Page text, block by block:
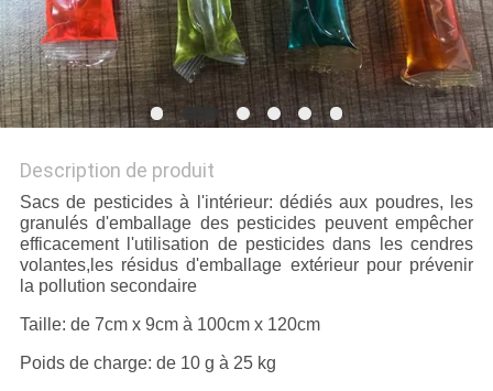
PRIVACY
POLICY
Description de produit
Sacs de pesticides à l'intérieur: dédiés aux poudres, les
granulés d'emballage des pesticides peuvent empêcher
efficacement l'utilisation de pesticides dans les cendres
volantes,les résidus d'emballage extérieur pour prévenir
la pollution secondaire
Taille: de 7cm x 9cm à 100cm x 120cm
Poids de charge: de 10 g à 25 kg